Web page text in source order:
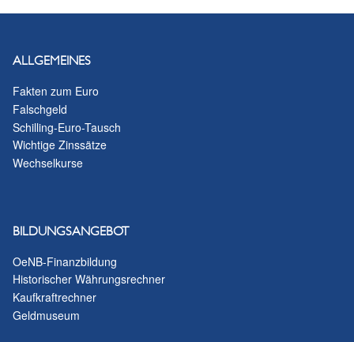
ALLGEMEINES
Fakten zum Euro
Falschgeld
Schilling-Euro-Tausch
Wichtige Zinssätze
Wechselkurse
BILDUNGSANGEBOT
OeNB-Finanzbildung
Historischer Währungsrechner
Kaufkraftrechner
Geldmuseum